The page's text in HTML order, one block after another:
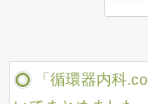
「循環器内科